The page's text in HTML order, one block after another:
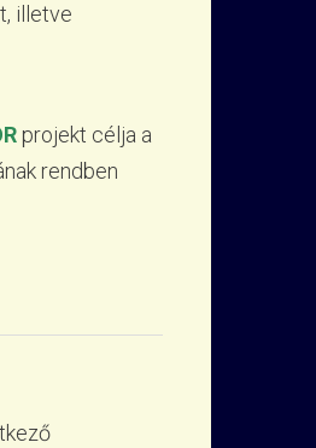
illetve
projekt célja a
rendben